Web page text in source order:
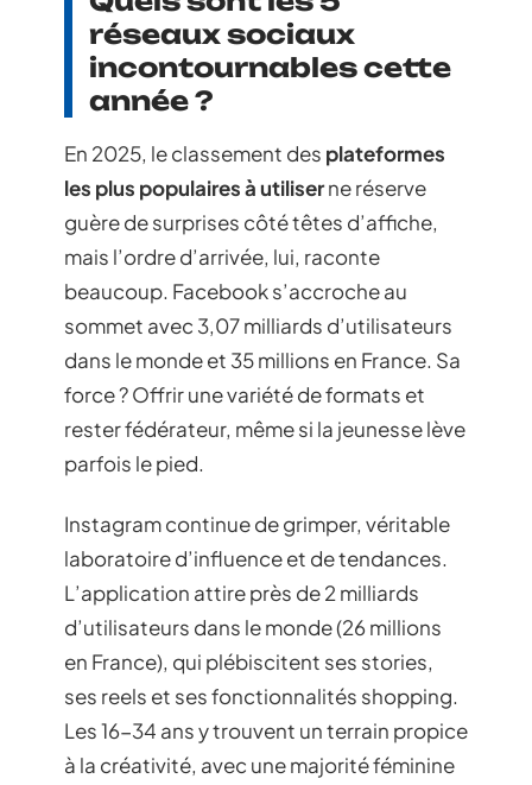
réseaux sociaux
incontournables cette
année ?
En 2025, le classement des plateformes
les plus populaires à utiliserne réserve
guère de surprises côté têtes d’affiche,
mais l’ordre d’arrivée, lui, raconte
beaucoup. Facebook s’accroche au
sommet avec 3,07 milliards d’utilisateurs
dans le monde et 35 millions en France. Sa
force ? Offrir une variété de formats et
rester fédérateur, même si la jeunesse lève
parfois le pied.
Instagram continue de grimper, véritable
laboratoire d’influence et de tendances.
L’application attire près de 2 milliards
d’utilisateurs dans le monde (26 millions
en France), qui plébiscitent ses stories,
ses reels et ses fonctionnalités shopping.
Les 16-34 ans y trouvent un terrain propice
à la créativité, avec une majorité féminine